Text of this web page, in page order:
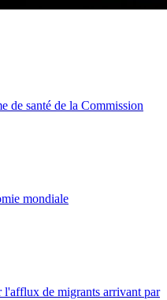
de santé de la Commission
mondiale
l'afflux de migrants arrivant par